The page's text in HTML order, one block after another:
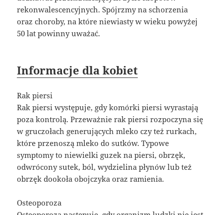
rekonwalescencyjnych. Spójrzmy na schorzenia
oraz choroby, na które niewiasty w wieku powyżej
50 lat powinny uważać.
Informacje dla kobiet
Rak piersi
Rak piersi występuje, gdy komórki piersi wyrastają
poza kontrolą. Przeważnie rak piersi rozpoczyna się
w gruczołach generujących mleko czy też rurkach,
które przenoszą mleko do sutków. Typowe
symptomy to niewielki guzek na piersi, obrzęk,
odwrócony sutek, ból, wydzielina płynów lub też
obrzęk dookoła obojczyka oraz ramienia.
Osteoporoza